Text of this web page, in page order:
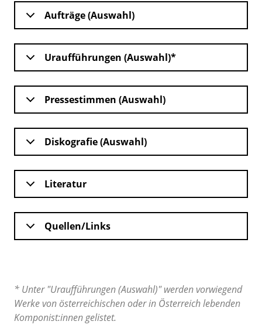
Aufträge (Auswahl)
Uraufführungen (Auswahl)*
Pressestimmen (Auswahl)
Diskografie (Auswahl)
Literatur
Quellen/Links
* Unter "Uraufführungen (Auswahl)" werden vorwiegend
Werke von österreichischen oder in Österreich lebenden
Komponist:innen gelistet.